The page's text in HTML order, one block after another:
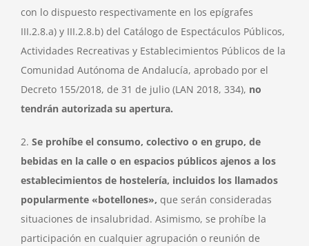
con lo dispuesto respectivamente en los epígrafes
III.2.8.a) y III.2.8.b) del Catálogo de Espectáculos Públicos,
Actividades Recreativas y Establecimientos Públicos de la
Comunidad Autónoma de Andalucía, aprobado por el
Decreto 155/2018, de 31 de julio (LAN 2018, 334), no
tendrán autorizada su apertura.
2. Se prohíbe el consumo, colectivo o en grupo, de
bebidas en la calle o en espacios públicos ajenos a los
establecimientos de hostelería, incluidos los llamados
popularmente «botellones», que serán consideradas
situaciones de insalubridad. Asimismo, se prohíbe la
participación en cualquier agrupación o reunión de